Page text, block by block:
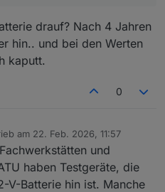
drauf? Nach 4 Jahren
hin.. und bei den Werten
kaputt.
0
am 22. Feb. 2026, 11:57
editiert von
und
haben Testgeräte, die
V-Batterie hin ist. Manche